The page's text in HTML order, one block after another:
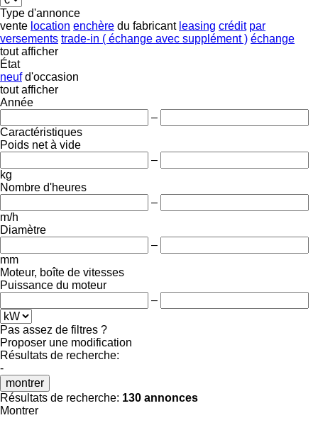
Type d'annonce
vente location enchère du fabricant leasing crédit par
versements trade-in ( échange avec supplément ) échange
tout afficher
État
neuf d'occasion
tout afficher
Année
–
Caractéristiques
Poids net à vide
–
kg
Nombre d'heures
–
m/h
Diamètre
–
mm
Moteur, boîte de vitesses
Puissance du moteur
–
Pas assez de filtres ?
Proposer une modification
Résultats de recherche:
-
montrer
Résultats de recherche: 130 annonces
Montrer